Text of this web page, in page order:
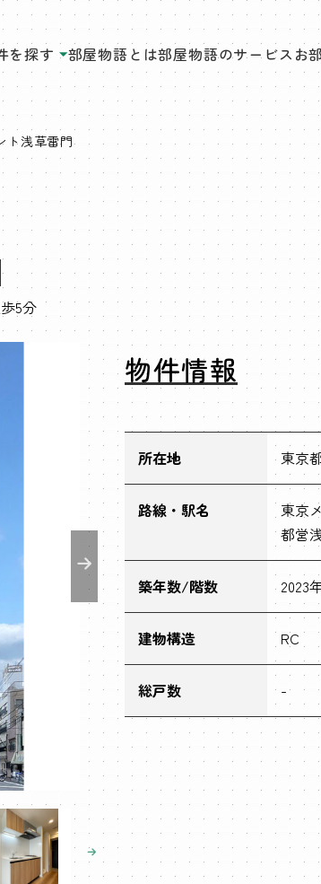
を探す 部屋物語とは部屋物語のサービス お
ト浅草雷門
5分
物件情報
所在地 東京
路線・駅名
東京
都営
築年数/階数 2023
建物構造 RC
総戸数 -